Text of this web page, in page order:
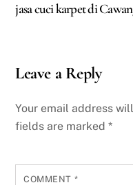
jasa cuci karpet di
Leave a Reply
Your email address
fields are marked*
COMMENT *